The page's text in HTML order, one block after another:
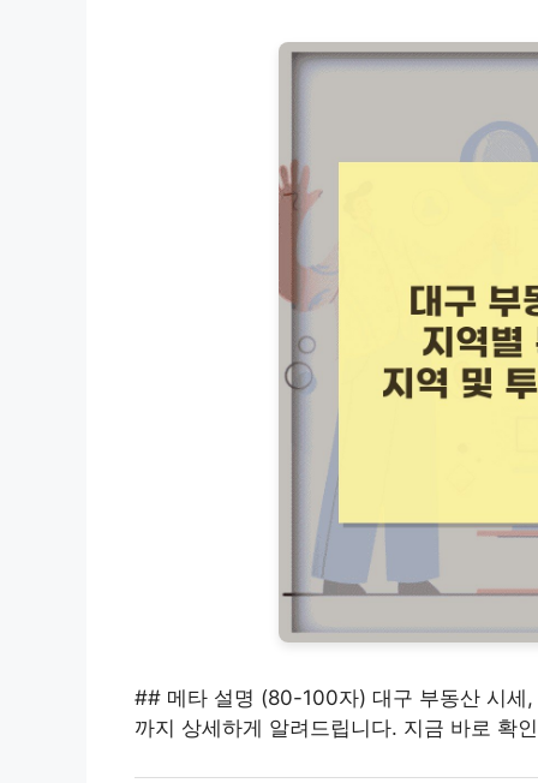
## 메타 설명 (80-100자) 대구 부동산 시세
까지 상세하게 알려드립니다. 지금 바로 확